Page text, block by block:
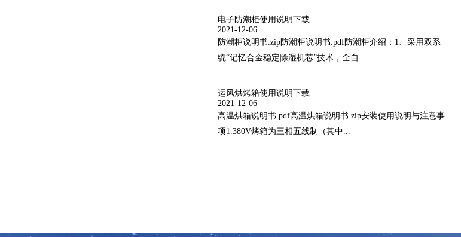
电子防潮柜使用说明下载
2021-12-06
防潮柜说明书.zip防潮柜说明书.pdf防潮柜介绍：1、采用双系
统“记忆合金稳定除湿机芯”技术，全自...
运风烘烤箱使用说明下载
2021-12-06
高温烘箱说明书.pdf高温烘箱说明书.zip安装使用说明与注意事
项1.380V烤箱为三相五线制（其中...